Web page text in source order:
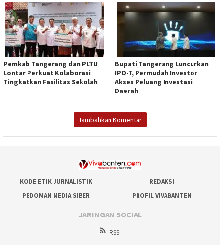
Pemkab Tangerang dan PLTU
Lontar Perkuat Kolaborasi
Tingkatkan Fasilitas Sekolah
Bupati Tangerang Luncurkan
IPO-T, Permudah Investor
Akses Peluang Investasi
Daerah
Tambahkan Komentar
KODE ETIK JURNALISTIK
REDAKSI
PEDOMAN MEDIA SIBER
PROFIL VIVABANTEN
JARINGAN SOCIAL
RSS